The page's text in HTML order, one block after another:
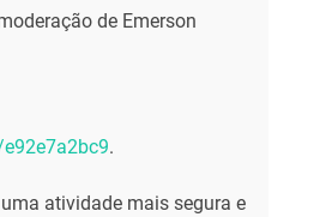
de Emerson
.
atividade mais segura e